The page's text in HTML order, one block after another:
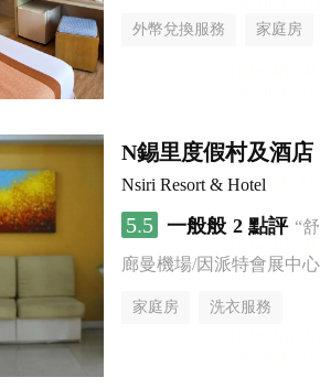
外幣兌換服務 家庭房
N錫里度假村及酒店
Nsiri Resort & Hotel
5.5 一般般 2 點評 “
廊曼機場/因派特會展中心
家庭房 洗衣服務